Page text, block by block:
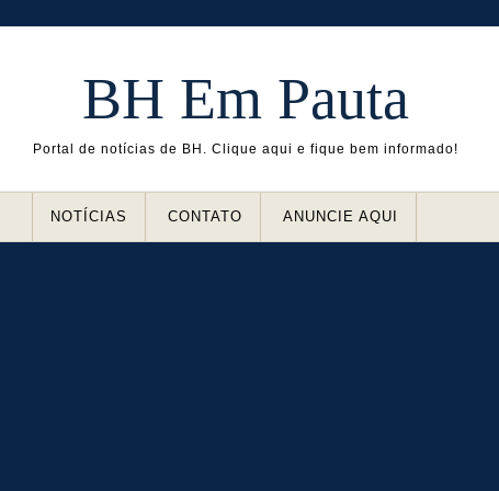
BH Em Pauta
Portal de notícias de BH. Clique aqui e fique bem informado!
NOTÍCIAS CONTATO ANUNCIE AQUI